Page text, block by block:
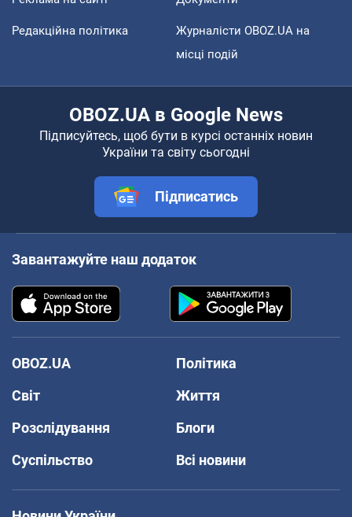
Редакційна політика
Журналісти OBOZ.UA на
місці подій
OBOZ.UA в Google News
Підписуйтесь, щоб бути в курсі останніх новин
України та світу сьогодні
Підписатись
Завантажуйте наш додаток
OBOZ.UA
Політика
Світ
Життя
Розслідування
Блоги
Суспільство
Всі новини